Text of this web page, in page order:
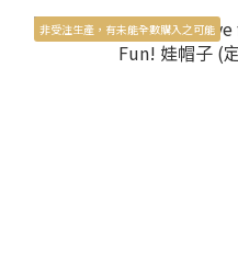
非受注生產，有未能全數購入之可能